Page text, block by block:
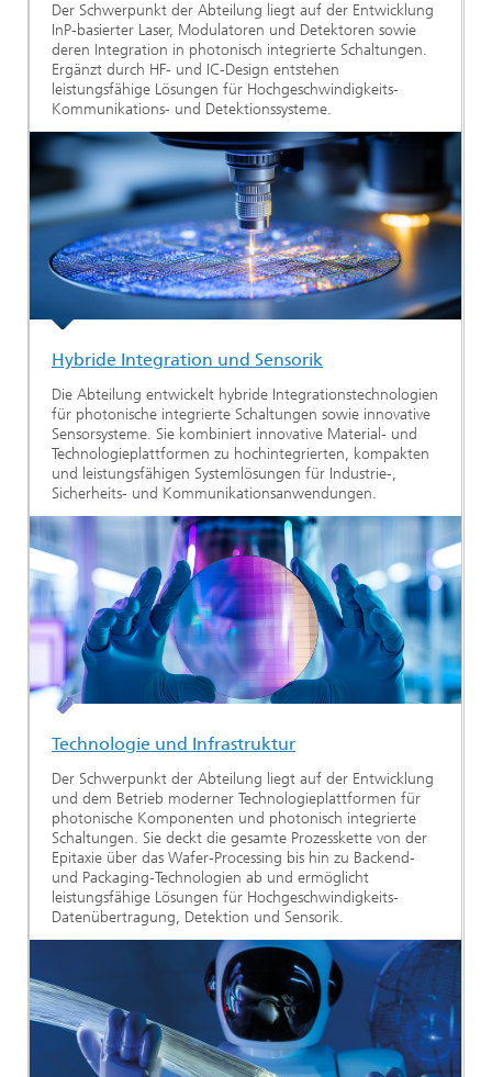
Der Schwerpunkt der Abteilung liegt auf der Entwicklung
InP-basierter Laser, Modulatoren und Detektoren sowie
deren Integration in photonisch integrierte Schaltungen.
Ergänzt durch HF- und IC-Design entstehen
leistungsfähige Lösungen für Hochgeschwindigkeits-
Kommunikations- und Detektionssysteme.
Hybride Integration und Sensorik
Die Abteilung entwickelt hybride Integrationstechnologien
für photonische integrierte Schaltungen sowie innovative
Sensorsysteme. Sie kombiniert innovative Material- und
Technologieplattformen zu hochintegrierten, kompakten
und leistungsfähigen Systemlösungen für Industrie-,
Sicherheits- und Kommunikationsanwendungen.
Technologie und Infrastruktur
Der Schwerpunkt der Abteilung liegt auf der Entwicklung
und dem Betrieb moderner Technologieplattformen für
photonische Komponenten und photonisch integrierte
Schaltungen. Sie deckt die gesamte Prozesskette von der
Epitaxie über das Wafer-Processing bis hin zu Backend-
und Packaging-Technologien ab und ermöglicht
leistungsfähige Lösungen für Hochgeschwindigkeits-
Datenübertragung, Detektion und Sensorik.